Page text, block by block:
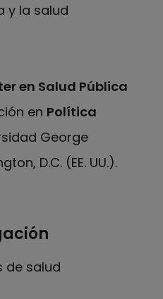
y la salud
en Salud Pública
en Política
George
D.C. (EE. UU.).
de salud